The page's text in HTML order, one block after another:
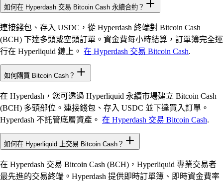
如何在 Hyperdash 交易 Bitcoin Cash 永續合約？
連接錢包、存入 USDC，從 Hyperdash 終端對 Bitcoin Cash
(BCH) 下達多頭或空頭訂單。資金費每小時結算，訂單簿完全運
行在 Hyperliquid 鏈上。 在 Hyperdash 交易 Bitcoin Cash.
如何購買 Bitcoin Cash？
在 Hyperdash，您可透過 Hyperliquid 永續市場建立 Bitcoin Cash
(BCH) 多頭部位。連接錢包、存入 USDC 並下達買入訂單。
Hyperdash 不託管底層資產。 在 Hyperdash 交易 Bitcoin Cash.
如何在 Hyperliquid 上交易 Bitcoin Cash？
在 Hyperdash 交易 Bitcoin Cash (BCH)，Hyperliquid 專業交易者
最先進的交易終端。Hyperdash 提供即時訂單簿、即時資金費率